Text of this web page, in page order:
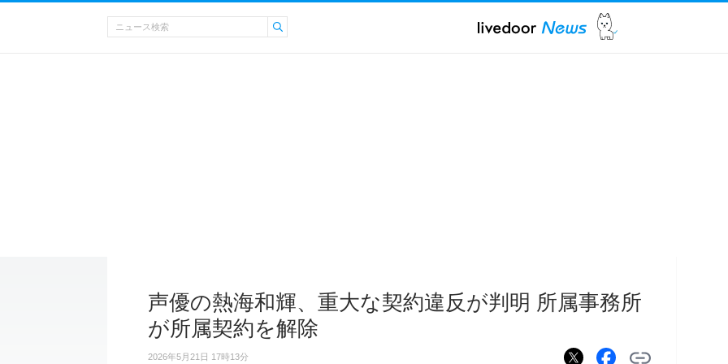
声優の熱海和輝、重大な契約違反が判明 所属事務所
が所属契約を解除
2026年5月21日 17時13分